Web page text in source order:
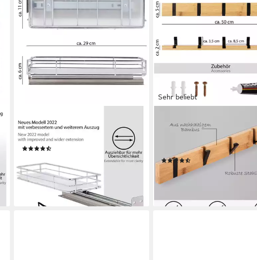
Gewürzregal ausziehbar,
Gewürzständer aus Edelstahl
lieferbar - in 4-5 Werktagen bei dir
Sehr beliebt
Garderobe Garderobenhaken,
Wandgarderobe Bambus,
Garderobenleiste
(60)
28,99 €
lieferbar - in 4-5 Werktagen bei dir